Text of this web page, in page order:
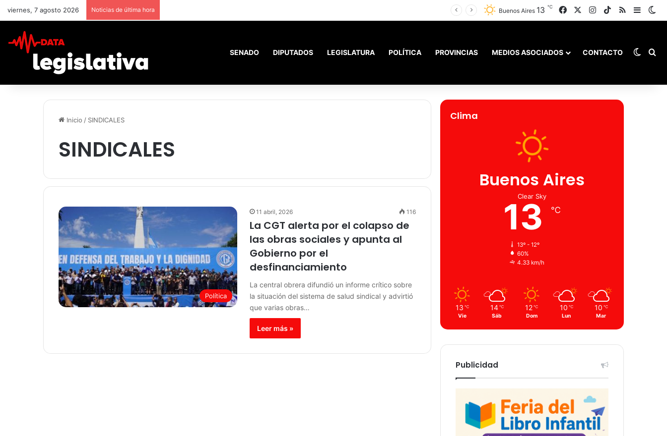
viernes, 7 agosto 2026 Noticias de última hora Buenos Aires 13 ℃ Facebook Instagram
TikTok
RSS Barra
SENADO DIPUTADOS LEGISLATURA POLÍTICA PROVINCIAS MEDIOS ASOCIADOS CONTACTO
Inicio / SINDICALES
SINDICALES
Política
11 abril, 2026 116
La CGT alerta por el colapso de
las obras sociales y apunta al
Gobierno por el
desfinanciamiento
La central obrera difundió un informe crítico sobre
la situación del sistema de salud sindical y advirtió
que varias obras…
Leer más »
Clima
Buenos Aires
Clear Sky
13 ℃
13º - 12º
60%
4.33 km/h
13 ℃
Vie
14 ℃
Sáb
12 ℃
Dom
10 ℃
Lun
10 ℃
Mar
Publicidad